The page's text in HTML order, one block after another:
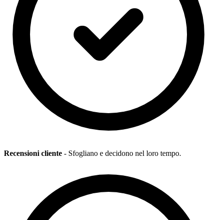
Recensioni cliente - Sfogliano e decidono nel loro tempo.